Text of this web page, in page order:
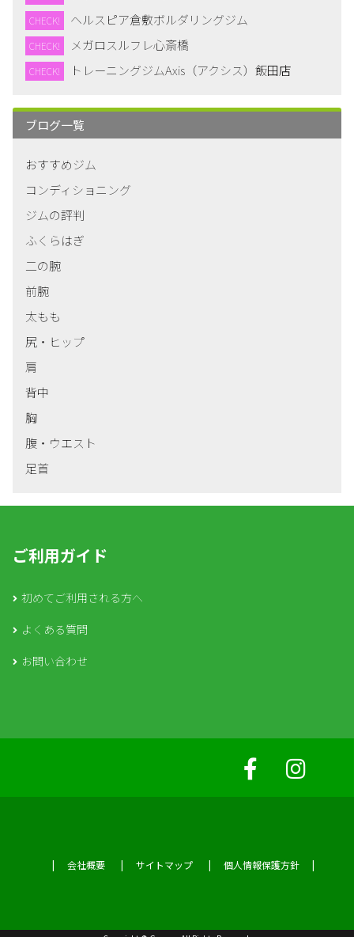
CHECK! ヘルスピア倉敷ボルダリングジム
CHECK! メガロスルフレ心斎橋
CHECK! トレーニングジムAxis（アクシス）飯田店
ブログ一覧
おすすめジム
コンディショニング
ジムの評判
ふくらはぎ
二の腕
前腕
太もも
尻・ヒップ
肩
背中
胸
腹・ウエスト
足首
ご利用ガイド
初めてご利用される方へ
よくある質問
お問い合わせ
会社概要 サイトマップ 個人情報保護方針